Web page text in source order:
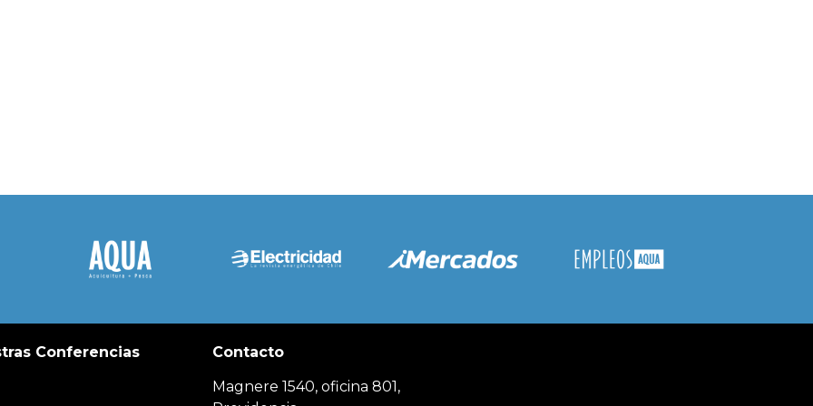
Conferencias Contacto
Magnere 1540, oficina 801,